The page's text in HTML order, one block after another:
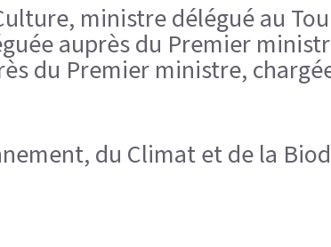
ministre délégué au
auprès du Premier
du Premier ministre,
du Climat et de la